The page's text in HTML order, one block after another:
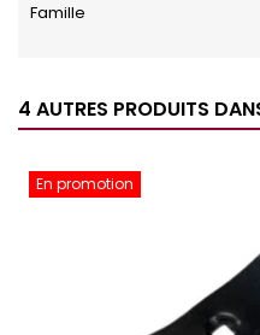
Famille
4 AUTRES PRODUITS
En promotion